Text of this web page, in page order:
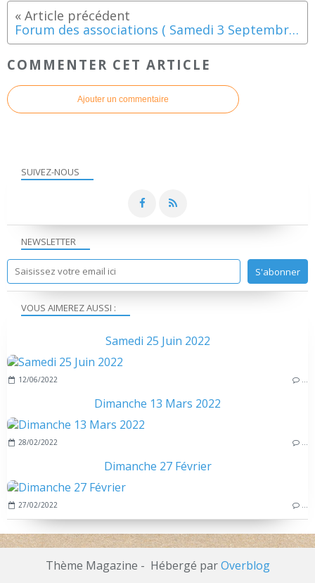
Forum des associations ( Samedi 3 Septembre 2022 9h-12h)
COMMENTER CET ARTICLE
Ajouter un commentaire
NEWSLETTER
SUIVEZ-NOUS
VOUS AIMEREZ AUSSI :
Samedi 25 Juin 2022
12/06/2022 …
Dimanche 13 Mars 2022
28/02/2022 …
Dimanche 27 Février
27/02/2022 …
Thème Magazine - Hébergé parOverblog